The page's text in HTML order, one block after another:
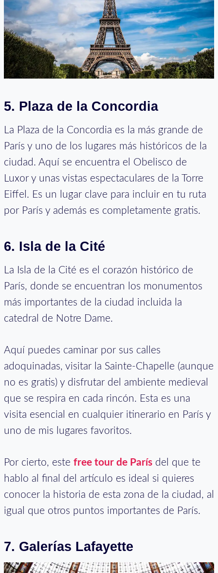
5. Plaza de la Concordia
La Plaza de la Concordia es la más grande de
París y uno de los lugares más históricos de la
ciudad. Aquí se encuentra el Obelisco de
Luxor y unas vistas espectaculares de la Torre
Eiffel. Es un lugar clave para incluir en tu ruta
por París y además es completamente gratis.
6. Isla de la Cité
La Isla de la Cité es el corazón histórico de
París, donde se encuentran los monumentos
más importantes de la ciudad incluida la
catedral de Notre Dame.
Aquí puedes caminar por sus calles
adoquinadas, visitar la Sainte-Chapelle (aunque
no es gratis) y disfrutar del ambiente medieval
que se respira en cada rincón. Esta es una
visita esencial en cualquier itinerario en París y
uno de mis lugares favoritos.
Por cierto, este free tour de París del que te
hablo al final del artículo es ideal si quieres
conocer la historia de esta zona de la ciudad, al
igual que otros puntos importantes de París.
7. Galerías Lafayette